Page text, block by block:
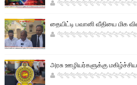
தையிட்டி பவானி வீதியை மிக
அரசு ஊழியர்களுக்கு